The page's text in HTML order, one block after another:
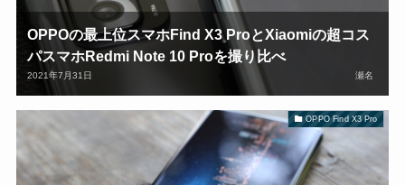
OPPOの最上位スマホFind X3 ProとXiaomiの超コス
パスマホRedmi Note 10 Proを撮り比べ
2021年7月31日 瀬名
OPPO Find X3 Pro